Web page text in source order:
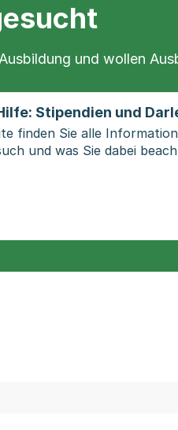
und wollen
Stipendien und
finden Sie alle
und was Sie dabei